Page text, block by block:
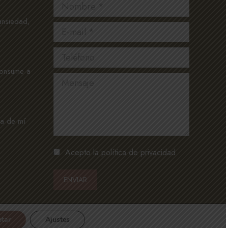
a
de mí
Nombre *
E-mail *
Teléfono
Mensaje
Acepto la política de privacidad
ENVIAR
Ajustes